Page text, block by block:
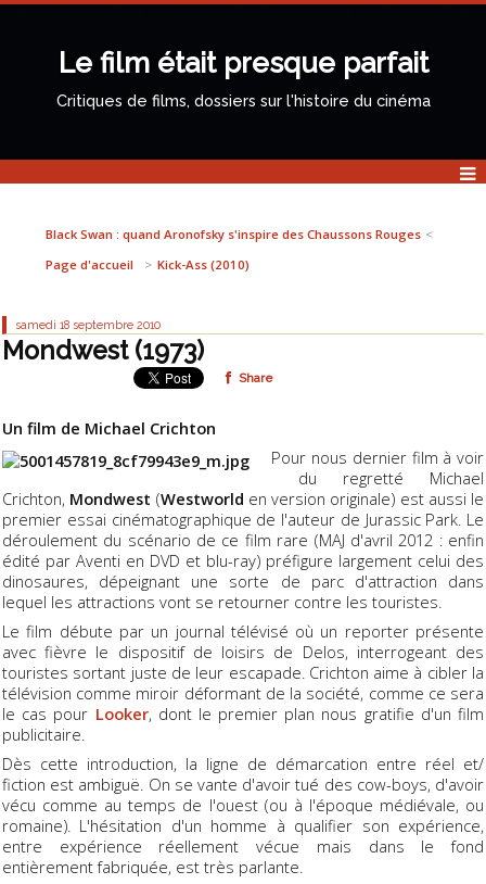
Le film était presque parfait
Critiques de films, dossiers sur l'histoire du cinéma
Black Swan : quand Aronofsky s'inspire des Chaussons Rouges
Page d'accueil
Kick-Ass (2010)
samedi 18 septembre 2010
Mondwest (1973)
Share
Un film de Michael Crichton
Pour nous dernier film à voir
du regretté Michael
Crichton, Mondwest (Westworld en version originale) est aussi le
premier essai cinématographique de l'auteur de Jurassic Park. Le
déroulement du scénario de ce film rare (MAJ d'avril 2012 : enfin
édité par Aventi en DVD et blu-ray) préfigure largement celui des
dinosaures, dépeignant une sorte de parc d'attraction dans
lequel les attractions vont se retourner contre les touristes.
Le film débute par un journal télévisé où un reporter présente
avec fièvre le dispositif de loisirs de Delos, interrogeant des
touristes sortant juste de leur escapade. Crichton aime à cibler la
télévision comme miroir déformant de la société, comme ce sera
le cas pour Looker, dont le premier plan nous gratifie d'un film
publicitaire.
Dès cette introduction, la ligne de démarcation entre réel et/
fiction est ambiguë. On se vante d'avoir tué des cow-boys, d'avoir
vécu comme au temps de l'ouest (ou à l'époque médiévale, ou
romaine). L'hésitation d'un homme à qualifier son expérience,
entre expérience réellement vécue mais dans le fond
entièrement fabriquée, est très parlante.